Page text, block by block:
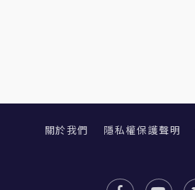
關於我們 隱私權保護聲明